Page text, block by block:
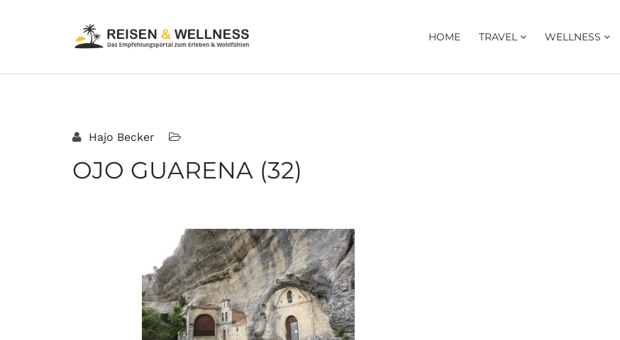
HOME TRAVEL WELLNESS
Hajo Becker
OJO GUARENA (32)